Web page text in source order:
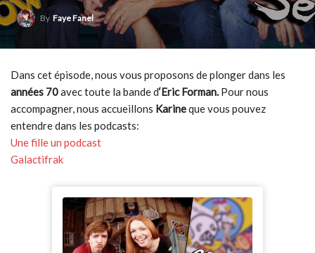
By Faye Fanel
Dans cet épisode, nous vous proposons de plonger dans les
années 70avec toute la bande d‘Eric Forman. Pour nous
accompagner, nous accueillons Karineque vous pouvez
entendre dans les podcasts:
Une fille un podcast
Galactifrak